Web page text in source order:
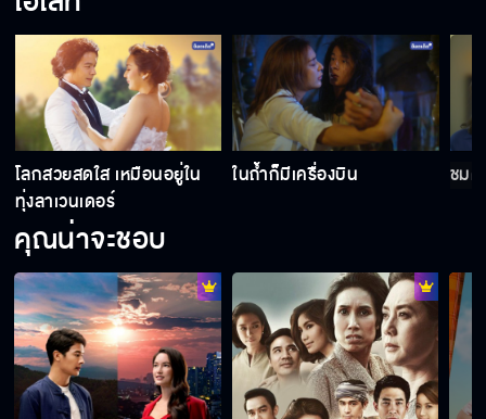
โลกสวยสดใส เหมือนอยู่ใน
ทุ่งลาเวนเดอร์
ในถ้ำก็มีเครื่องบิน ชม
คุณน่าจะชอบ